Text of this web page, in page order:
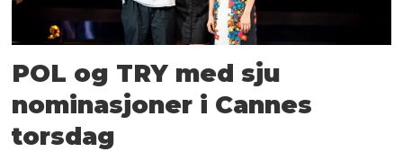
POL og TRY med sju
nominasjoner i Cannes
torsdag